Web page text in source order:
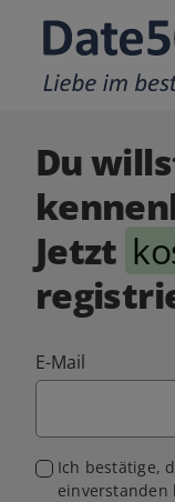
Du
Jetzt
E-Mail
Ich bestätige,
einverstanden